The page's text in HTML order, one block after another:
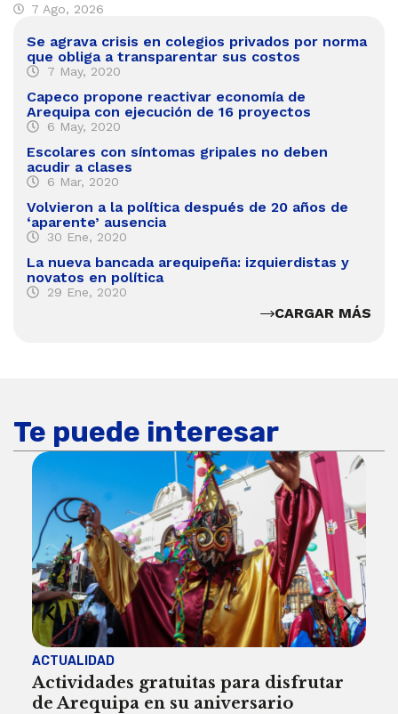
7 Ago, 2026
Se agrava crisis en colegios privados por norma
que obliga a transparentar sus costos
7 May, 2020
Capeco propone reactivar economía de
Arequipa con ejecución de 16 proyectos
6 May, 2020
Escolares con síntomas gripales no deben
acudir a clases
6 Mar, 2020
Volvieron a la política después de 20 años de
‘aparente’ ausencia
30 Ene, 2020
La nueva bancada arequipeña: izquierdistas y
novatos en política
29 Ene, 2020
CARGAR MÁS
Te puede interesar
ACTUALIDAD
Actividades gratuitas para disfrutar
de Arequipa en su aniversario